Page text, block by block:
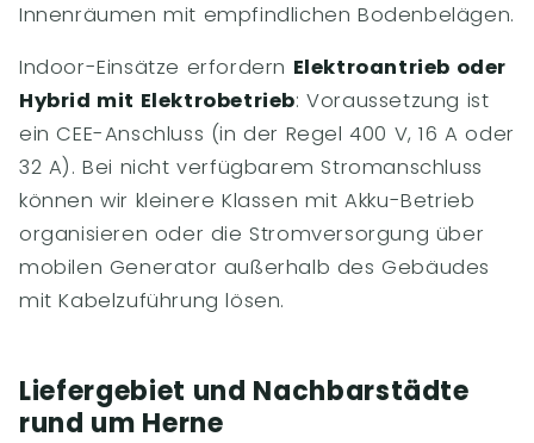
Innenräumen mit empfindlichen Bodenbelägen.
Indoor-Einsätze erfordern Elektroantrieb oder
Hybrid mit Elektrobetrieb: Voraussetzung ist
ein CEE-Anschluss (in der Regel 400 V, 16 A oder
32 A). Bei nicht verfügbarem Stromanschluss
können wir kleinere Klassen mit Akku-Betrieb
organisieren oder die Stromversorgung über
mobilen Generator außerhalb des Gebäudes
mit Kabelzuführung lösen.
Liefergebiet und Nachbarstädte
rund um Herne